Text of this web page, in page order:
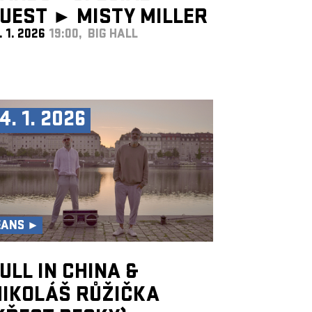
► MISTY MILLER
1. 2026 19:00, BIG HALL
1. 2026
►
IN CHINA &
RŮŽIČKA